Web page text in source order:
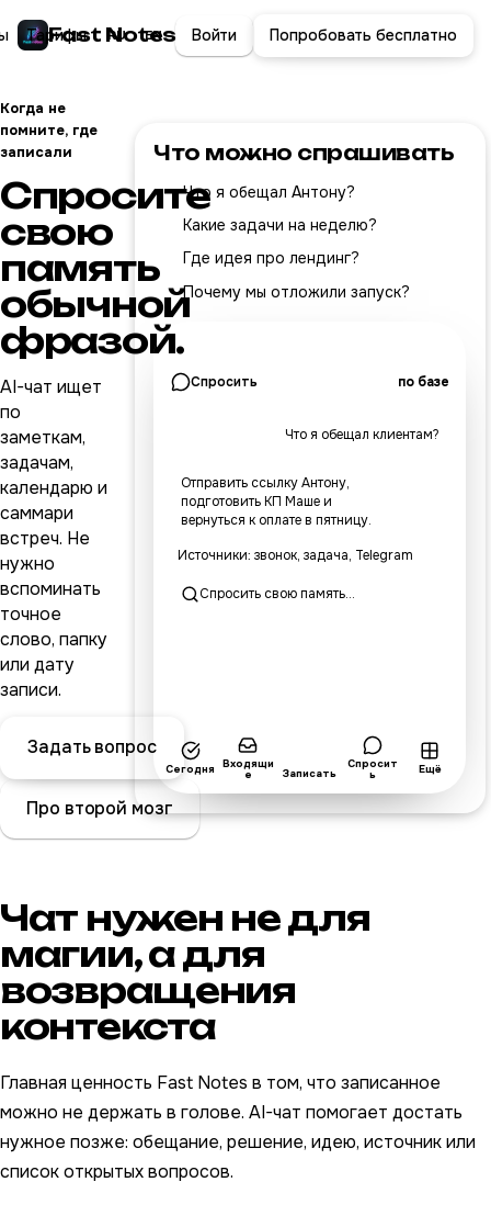
Fast Notes
Тарифы RU EN Войти Попробовать бесплатно
Когда не
помните, где
записали
Спросите
свою
память
обычной
фразой.
AI-чат ищет
по
заметкам,
задачам,
календарю и
саммари
встреч. Не
нужно
вспоминать
точное
слово, папку
или дату
записи.
Задать вопрос
Про второй мозг
Что можно спрашивать
Что я обещал Антону?
Какие задачи на неделю?
Где идея про лендинг?
Почему мы отложили запуск?
Спросить по базе
Что я обещал клиентам?
Отправить ссылку Антону,
подготовить КП Маше и
вернуться к оплате в пятницу.
Источники: звонок, задача, Telegram
Спросить свою память...
Сегодня
Входящи
е
Записать
Спросит
ь
Ещё
Чат нужен не для
магии, а для
возвращения
контекста
Главная ценность Fast Notes в том, что записанное
можно не держать в голове. AI-чат помогает достать
нужное позже: обещание, решение, идею, источник или
список открытых вопросов.